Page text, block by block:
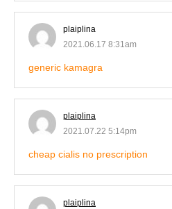
plaiplina
2021.06.17 8:31am
generic kamagra
plaiplina
2021.07.22 5:14pm
cheap cialis no prescription
plaiplina